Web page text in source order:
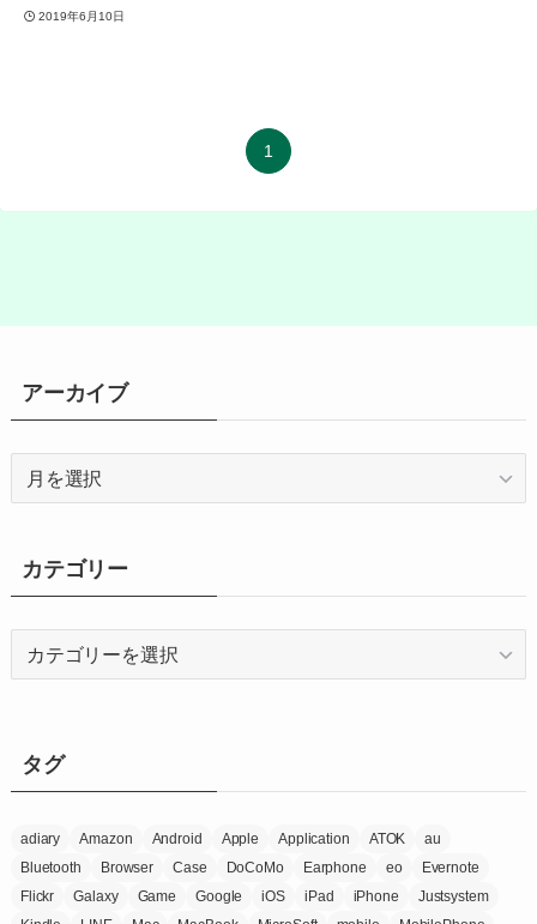
2019年6月10日
1
アーカイブ
ブ
カテゴリー
ータグ
adiary Amazon Android Apple Application ATOK
au
Bluetooth
Browser Case DoCoMo Earphone eo
Evernote
Flickr
Galaxy Game Google iOS iPad iPhone
Justsystem